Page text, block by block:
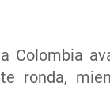
Colombia
ronda,